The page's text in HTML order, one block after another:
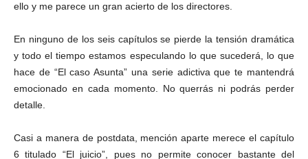
ello y me parece un gran acierto de los directores.
En ninguno de los seis capítulos se pierde la tensión dramática
y todo el tiempo estamos especulando lo que sucederá, lo que
hace de “El caso Asunta” una serie adictiva que te mantendrá
emocionado en cada momento. No querrás ni podrás perder
detalle.
Casi a manera de postdata, mención aparte merece el capítulo
6 titulado “El juicio”, pues no permite conocer bastante del